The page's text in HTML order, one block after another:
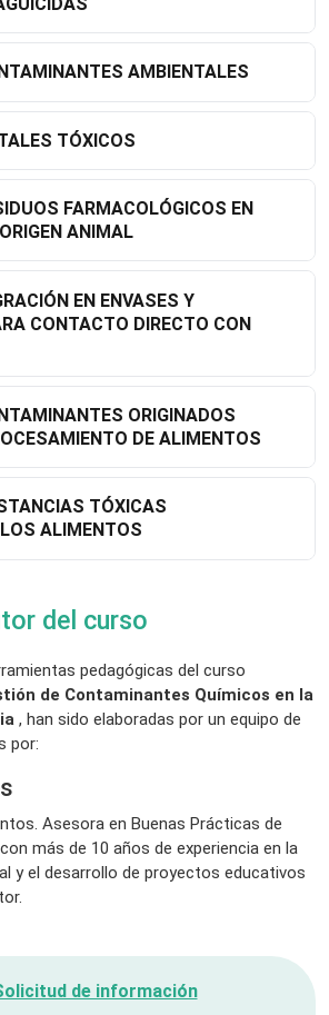
AMBIENTALES
TÓXICOS
ANIMAL
CONTACTO DIRECTO CON
DE ALIMENTOS
ALIMENTOS
del curso
pedagógicas del curso
de Contaminantes Químicos en la
, han sido elaboradas por un equipo de
por:
Asesora en Buenas Prácticas de
más de 10 años de experiencia en la
y el desarrollo de proyectos educativos
de información